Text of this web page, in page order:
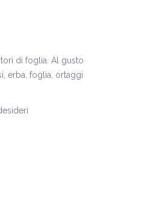
di foglia. Al gusto
erba, foglia, ortaggi